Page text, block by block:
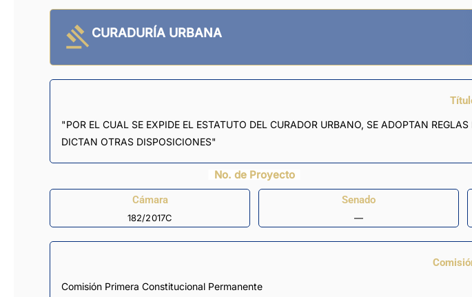
CURADURÍA URBANA
"POR EL CUAL SE EXPIDE EL ESTATUTO DEL CURADOR URBANO, SE ADOPTAN
DICTAN OTRAS DISPOSICIONES"
No. de Proyecto
Cámara
182/2017C
Senado
—
Comisión Primera Constitucional Permanente